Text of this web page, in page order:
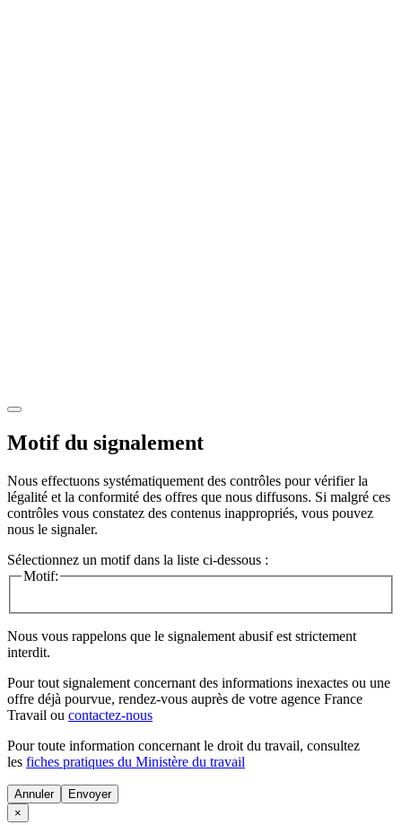
Motif du signalement
Nous effectuons systématiquement des contrôles pour vérifier la
légalité et la conformité des offres que nous diffusons. Si malgré ces
contrôles vous constatez des contenus inappropriés, vous pouvez
nous le signaler.
Sélectionnez un motif dans la liste ci-dessous :
Motif:
Nous vous rappelons que le signalement abusif est strictement
interdit.
Pour tout signalement concernant des informations inexactes ou une
offre déjà pourvue, rendez-vous auprès de votre agence France
Travail ou contactez-nous
Pour toute information concernant le droit du travail, consultez
les fiches pratiques du Ministère du travail
Annuler
×